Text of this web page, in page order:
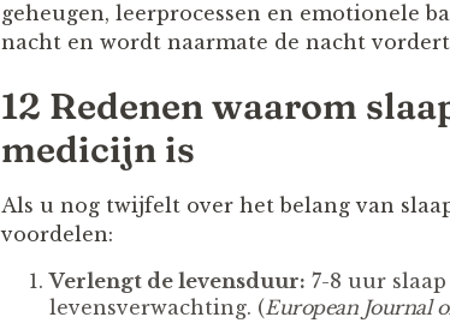
geheugen, leerprocessen en emotionele
nacht en wordt naarmate de nacht vordert
12 Redenen waarom
medicijn is
Als u nog twijfelt over het belang van
voordelen:
Verlengt de levensduur: 7-8 uur
levensverwachting. (European Journal